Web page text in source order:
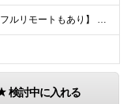
【転勤なし／在宅勤務、フルリモートもあり】 ≪47都道府県から選べる勤務地≫ 東京、神奈川、埼玉、千葉、大阪、愛知、福岡など好きな地域で働けます！ 【東京・渋谷本社】 〒150-0041 東京都渋谷
検討中に入れる